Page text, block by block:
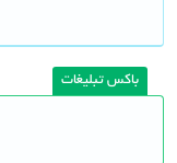
باکس تبلیغات